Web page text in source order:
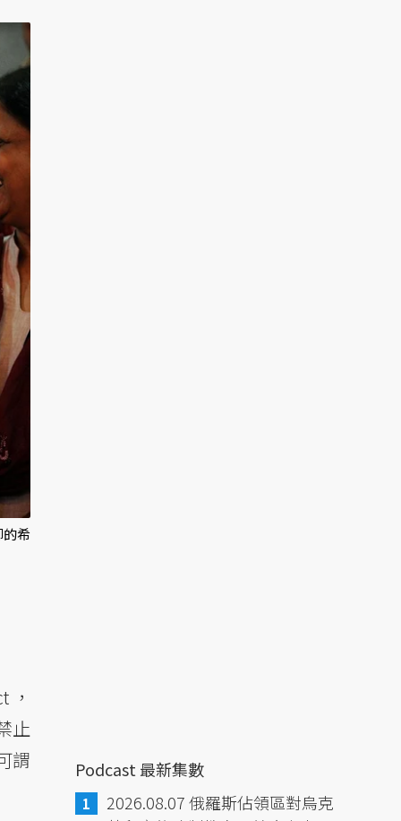
的希
，
止
謂
Podcast 最新集數
2026.08.07 俄羅斯佔領區對烏克